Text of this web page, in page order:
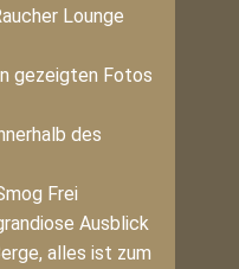
Lounge
gezeigten Fotos
des
Frei
Ausblick
alles ist zum